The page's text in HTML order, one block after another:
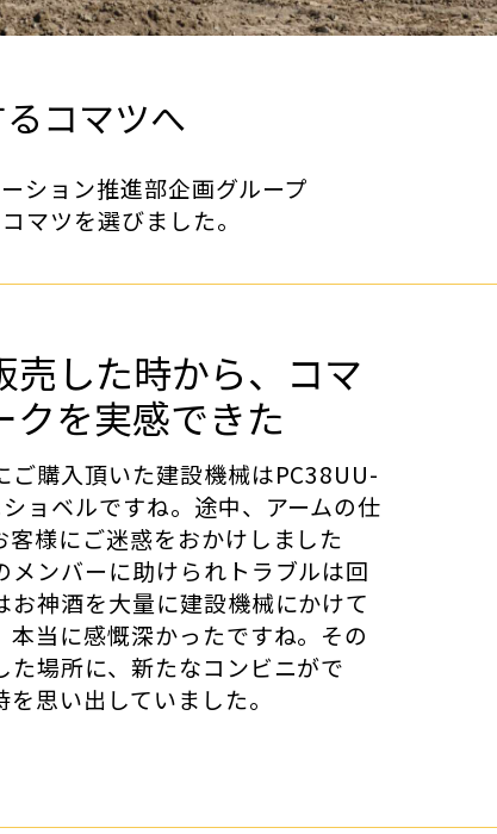
コマツへ
ション推進部企画グループ
マツを選びました。
売した時から、コマ
クを実感できた
ご購入頂いた建設機械はPC38UU-
ョベルですね。途中、アームの仕
客様にご迷惑をおかけしました
メンバーに助けられトラブルは回
お神酒を大量に建設機械にかけて
本当に感慨深かったですね。その
場所に、新たなコンビニがで
思い出していました。